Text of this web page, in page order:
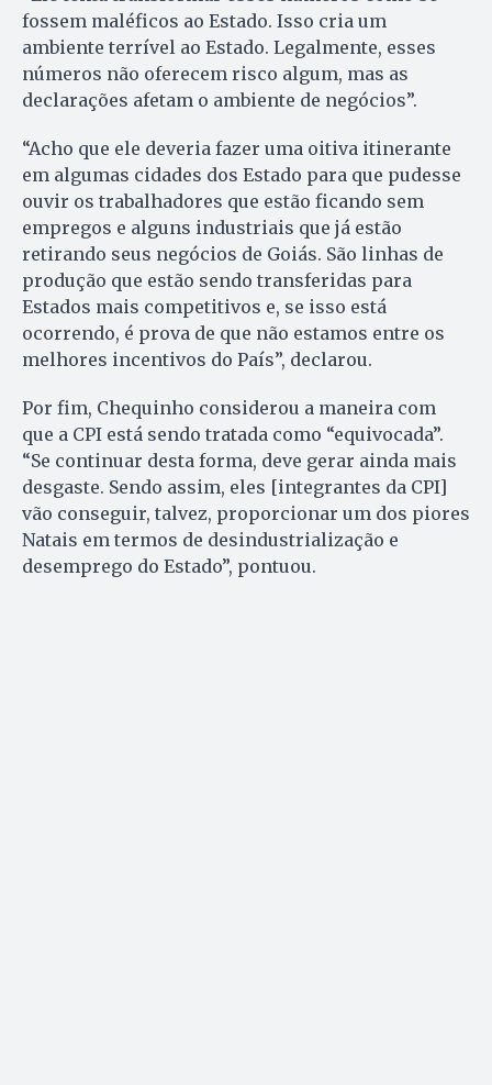
fossem maléficos ao Estado. Isso cria um
ambiente terrível ao Estado. Legalmente, esses
números não oferecem risco algum, mas as
declarações afetam o ambiente de negócios”.
“Acho que ele deveria fazer uma oitiva itinerante
em algumas cidades dos Estado para que pudesse
ouvir os trabalhadores que estão ficando sem
empregos e alguns industriais que já estão
retirando seus negócios de Goiás. São linhas de
produção que estão sendo transferidas para
Estados mais competitivos e, se isso está
ocorrendo, é prova de que não estamos entre os
melhores incentivos do País”, declarou.
Por fim, Chequinho considerou a maneira com
que a CPI está sendo tratada como “equivocada”.
“Se continuar desta forma, deve gerar ainda mais
desgaste. Sendo assim, eles [integrantes da CPI]
vão conseguir, talvez, proporcionar um dos piores
Natais em termos de desindustrialização e
desemprego do Estado”, pontuou.